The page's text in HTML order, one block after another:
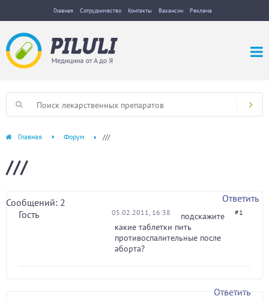
Главная Сотрудничество Контакты Вакансии Реклама
Главная Форум ///
///
Сообщений: 2
Ответить
Гость
05.02.2011, 16:38 #1
подскажите
какие таблетки пить
противоспалительные после
аборта?
Ответить